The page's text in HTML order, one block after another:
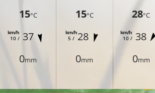
15°C
10 /
km/h 37
0mm
15°C
5 /
km/h28
0mm
28°C
10 /
km/h 38
0mm
18°C